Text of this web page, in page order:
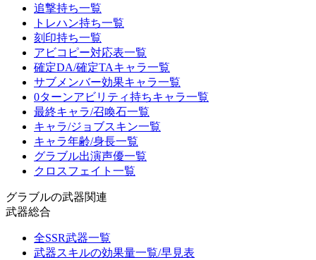
追撃持ち一覧
トレハン持ち一覧
刻印持ち一覧
アビコピー対応表一覧
確定DA/確定TAキャラ一覧
サブメンバー効果キャラ一覧
0ターンアビリティ持ちキャラ一覧
最終キャラ/召喚石一覧
キャラ/ジョブスキン一覧
キャラ年齢/身長一覧
グラブル出演声優一覧
クロスフェイト一覧
グラブルの武器関連
武器総合
全SSR武器一覧
武器スキルの効果量一覧/早見表